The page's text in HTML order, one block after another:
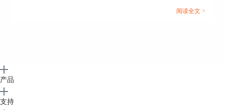
高级的图像处理软件和视频特效插件，提供了强大的工具
阅读全文 >
产品
支持